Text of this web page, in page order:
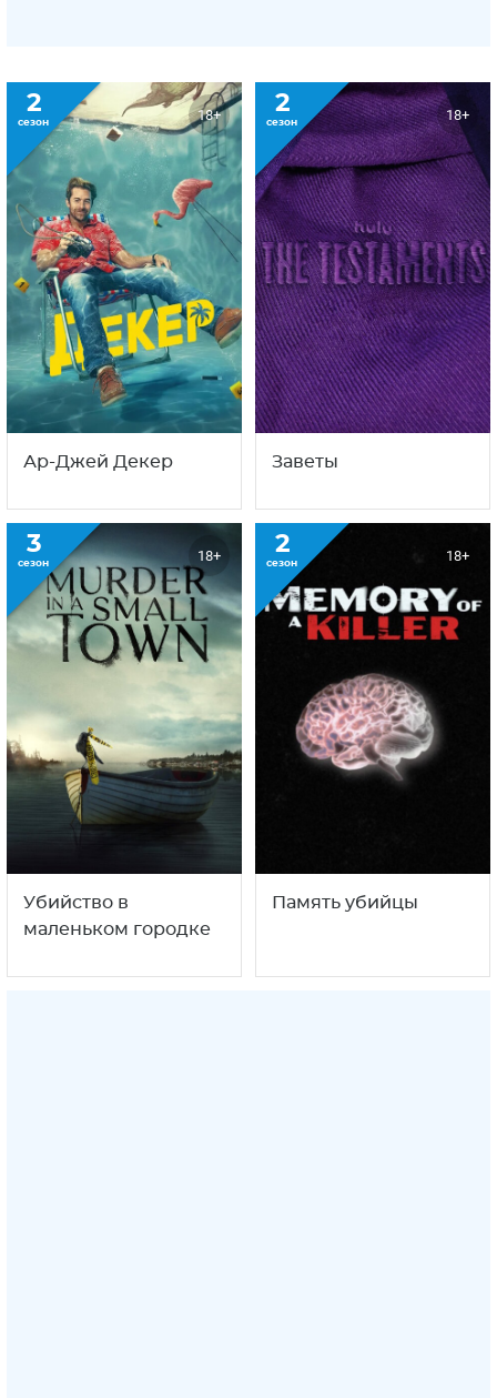
2
сезон 18+
Ар-Джей Декер
2
сезон 18+
Заветы
3
сезон 18+
Убийство в
маленьком городке
2
сезон 18+
Память убийцы